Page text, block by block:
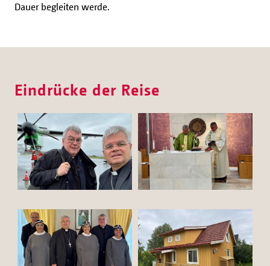
Dauer begleiten werde.
Eindrücke der Reise